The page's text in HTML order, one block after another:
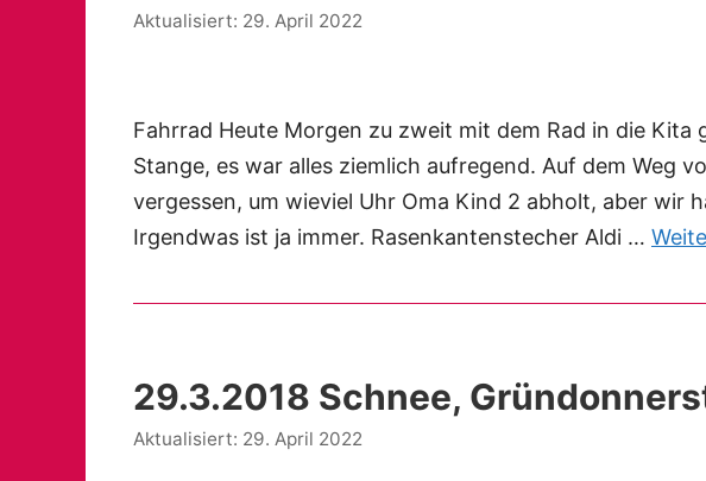
29. April 2022
Fahrrad Heute Morgen zu zweit mit dem Rad in die Kita
Stange, es war alles ziemlich aufregend. Auf dem Weg
vergessen, um wieviel Uhr Oma Kind 2 abholt, aber wir
Irgendwas ist ja immer. Rasenkantenstecher Aldi …
29.3.2018 Schnee,
29. April 2022